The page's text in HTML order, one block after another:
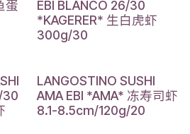
蛋
EBI BLANCO 26/30
*KAGERER* 生白虎虾
300g/30
30
LANGOSTINO SUSHI
AMA EBI *AMA* 冻寿司虾
8.1-8.5cm/120g/20